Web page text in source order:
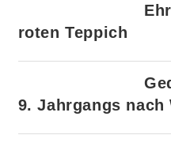
roten Teppich
9. Jahrgangs nach